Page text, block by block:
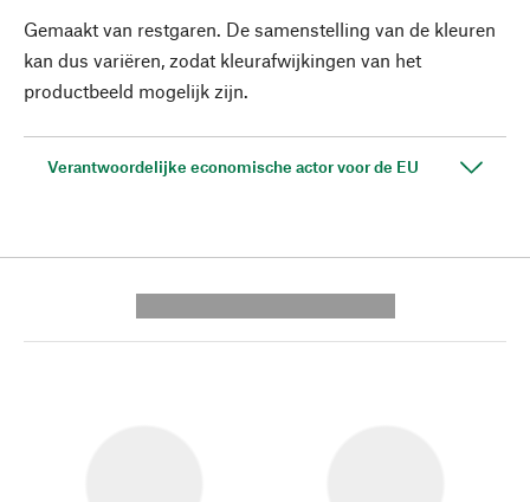
Gemaakt van restgaren. De samenstelling van de kleuren
kan dus variëren, zodat kleurafwijkingen van het
productbeeld mogelijk zijn.
Verantwoordelijke economische actor voor de EU